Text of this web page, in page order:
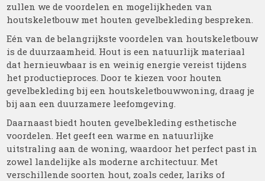
zullen we de voordelen en mogelijkheden van
houtskeletbouw met houten gevelbekleding bespreken.
Eén van de belangrijkste voordelen van houtskeletbouw
is de duurzaamheid. Hout is een natuurlijk materiaal
dat hernieuwbaar is en weinig energie vereist tijdens
het productieproces. Door te kiezen voor houten
gevelbekleding bij een houtskeletbouwwoning, draag je
bij aan een duurzamere leefomgeving.
Daarnaast biedt houten gevelbekleding esthetische
voordelen. Het geeft een warme en natuurlijke
uitstraling aan de woning, waardoor het perfect past in
zowel landelijke als moderne architectuur. Met
verschillende soorten hout, zoals ceder, lariks of